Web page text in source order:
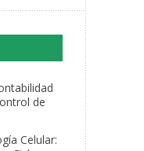
de
Celular: